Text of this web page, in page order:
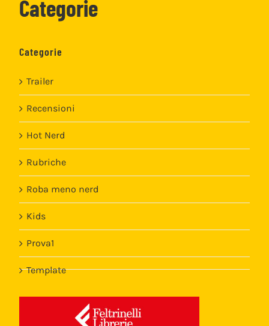
Categorie
Categorie
Trailer
Recensioni
Hot Nerd
Rubriche
Roba meno nerd
Kids
Prova1
Template